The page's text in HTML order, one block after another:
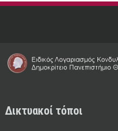
Δικτυακοί τόποι